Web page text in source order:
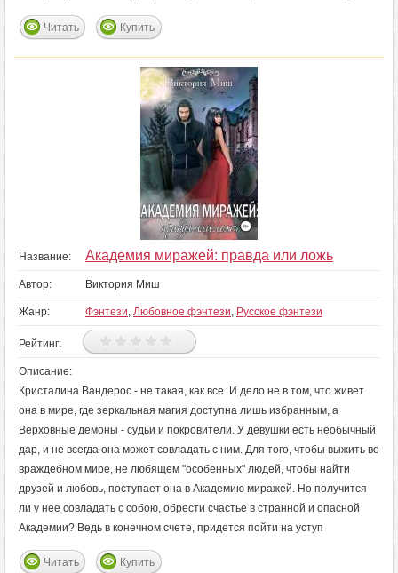
Читать Купить
Название: Академия миражей: правда или ложь
Автор: Виктория Миш
Жанр: Фэнтези, Любовное фэнтези, Русское фэнтези
Рейтинг:
Описание:
Кристалина Вандерос - не такая, как все. И дело не в том, что живет
она в мире, где зеркальная магия доступна лишь избранным, а
Верховные демоны - судьи и покровители. У девушки есть необычный
дар, и не всегда она может совладать с ним. Для того, чтобы выжить во
враждебном мире, не любящем "особенных" людей, чтобы найти
друзей и любовь, поступает она в Академию миражей. Но получится
ли у нее совладать с собою, обрести счастье в странной и опасной
Академии? Ведь в конечном счете, придется пойти на уступ
Читать Купить